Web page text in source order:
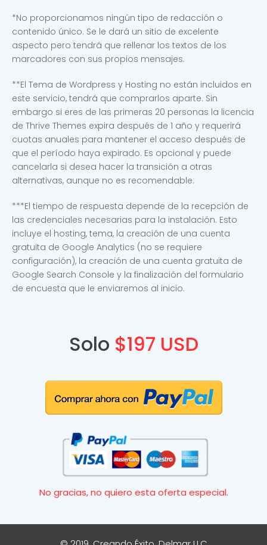
*No proporcionamos ningún tipo de redacción o
contenido único. Se le dará un sitio de excelente
aspecto pero tendrá que rellenar los textos de los
marcadores con sus propios mensajes.
**El Tema de Wordpress y Hosting no están incluidos en
este servicio, tendrá que comprarlos aparte. Sin
embargo si eres de las primeras 20 personas la licencia
de Thrive Themes expira después de 1 año y requerirá
cuotas anuales para mantener el acceso después de
que el período haya expirado. Es opcional y puede
cancelarla si desea hacer la transición a otras
alternativas, aunque no es recomendable.
***El tiempo de respuesta depende de la recepción de
las credenciales necesarias para la instalación. Esto
incluye el hosting, tema, la creación de una cuenta
gratuita de Google Analytics (no se requiere
configuración), la creación de una cuenta gratuita de
Google Search Console y la finalización del formulario
de encuesta que le enviaremos al inicio.
Solo $197 USD
No gracias, no quiero esta oferta especial.